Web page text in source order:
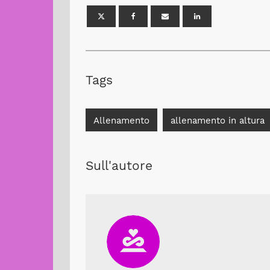
Tags
Allenamento allenamento in altura
Sull'autore